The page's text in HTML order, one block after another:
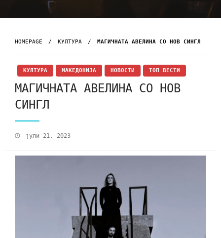
HOMEPAGE КУЛТУРА МАГИЧНАТА АВЕЛИНА СО НОВ СИНГЛ
КУЛТУРА МАКЕДОНИЈА НОВОСТИ ТОП ВЕСТИ
МАГИЧНАТА АВЕЛИНА СО НОВ
СИНГЛ
јули 21, 2023